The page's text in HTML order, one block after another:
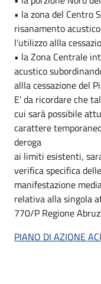
• la zona del Centro
risanamento
l’utilizzo allla
• la Zona Centrale
acustico
allla cessazione del
E’ da ricordare che
cui sarà possibile
carattere
deroga
ai limiti esistenti,
verifica specifica
manifestazione
relativa alla singola
770/P Regione
PIANO DI AZIONE